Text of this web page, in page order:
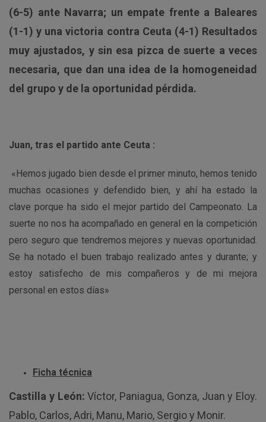
(6-5) ante Navarra; un empate frente a Baleares
(1-1) y una victoria contra Ceuta (4-1) Resultados
muy ajustados, y sin esa pizca de suerte a veces
necesaria, que dan una idea de la homogeneidad
del grupo y de la oportunidad pérdida.
Juan, tras el partido ante Ceuta :
«Hemos jugado bien desde el primer minuto, hemos tenido
muchas ocasiones y defendido bien, y ahí ha estado la
clave porque ha sido el mejor partido del Campeonato. La
suerte no nos ha acompañado en general en la competición
pero seguro que tendremos mejores y nuevas oportunidad.
Se ha notado el buen trabajo realizado antes y durante; y
estoy satisfecho de mis compañeros y de mi mejora
personal en estos días»
Ficha técnica
Castilla y León: Víctor, Paniagua, Gonza, Juan y Eloy.
Pablo, Carlos, Adri, Manu, Mario, Sergio y Monir.